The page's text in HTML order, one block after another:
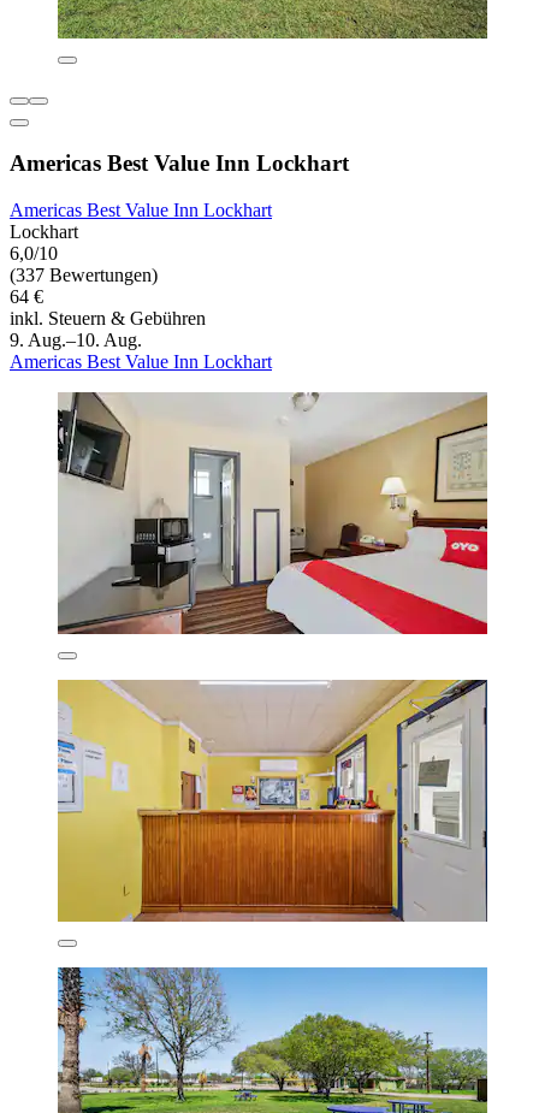
Americas Best Value Inn Lockhart
Americas Best Value Inn Lockhart
Lockhart
6,0/10
(337 Bewertungen)
64 €
inkl. Steuern & Gebühren
9. Aug.–10. Aug.
Americas Best Value Inn Lockhart